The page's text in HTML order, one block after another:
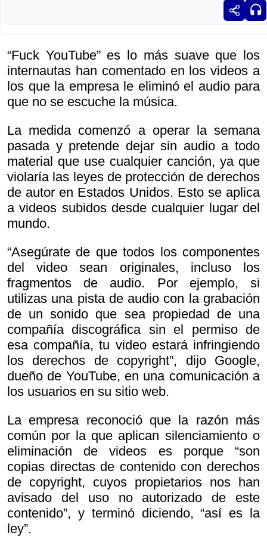
“Fuck YouTube” es lo más suave que los
internautas han comentado en los videos a
los que la empresa le eliminó el audio para
que no se escuche la música.
La medida comenzó a operar la semana
pasada y pretende dejar sin audio a todo
material que use cualquier canción, ya que
violaría las leyes de protección de derechos
de autor en Estados Unidos. Esto se aplica
a videos subidos desde cualquier lugar del
mundo.
“Asegúrate de que todos los componentes
del video sean originales, incluso los
fragmentos de audio. Por ejemplo, si
utilizas una pista de audio con la grabación
de un sonido que sea propiedad de una
compañía discográfica sin el permiso de
esa compañía, tu video estará infringiendo
los derechos de copyright”, dijo Google,
dueño de YouTube, en una comunicación a
los usuarios en su sitio web.
La empresa reconoció que la razón más
común por la que aplican silenciamiento o
eliminación de videos es porque “son
copias directas de contenido con derechos
de copyright, cuyos propietarios nos han
avisado del uso no autorizado de este
contenido”, y terminó diciendo, “así es la
ley”.